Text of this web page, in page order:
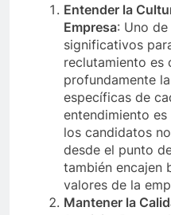
Entender la
Empresa: Uno
significativos
reclutamiento es
profundamente
específicas de
entendimiento
los candidatos
desde el punto
también encajen
valores de la
Mantener la